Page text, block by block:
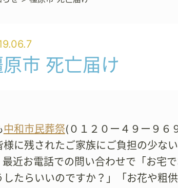
市 死亡届け
中和市民葬祭(０１２０ー４９ー９６
様に残されたご家族にご負担の少な
最近お電話での問い合わせで「お宅
したらいいのですか？」「お花や粗